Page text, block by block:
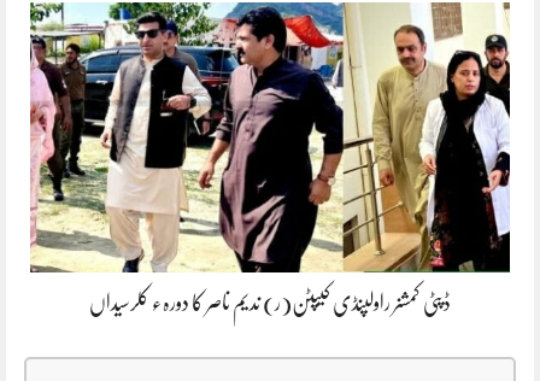
ڈپٹی کمشنر راولپنڈی کیپٹن(ر) ندیم ناصر کا دورہء کلرسیداں